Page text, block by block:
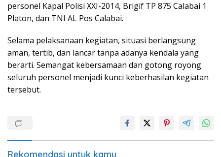
personel Kapal Polisi XXI-2014, Brigif TP 875 Calabai 1
Platon, dan TNI AL Pos Calabai.
Selama pelaksanaan kegiatan, situasi berlangsung
aman, tertib, dan lancar tanpa adanya kendala yang
berarti. Semangat kebersamaan dan gotong royong
seluruh personel menjadi kunci keberhasilan kegiatan
tersebut.
Rekomendasi untuk kamu